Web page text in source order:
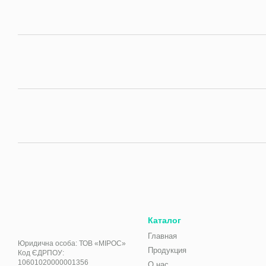
Юридична особа: ТОВ «МІРОС»
Код ЄДРПОУ:
10601020000001356
Каталог
Главная
Продукция